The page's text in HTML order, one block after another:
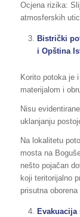
Ocjena rizika:
atmosferskih
Bistrički
i Opština
Korito potoka je
materijalom i
Nisu
uklanjanju
Na lokalitetu
mosta na
nešto pojačan
koji teritorijalno
prisutna